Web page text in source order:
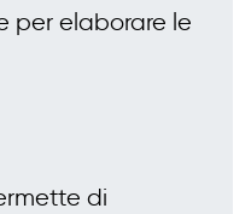
per elaborare le
di